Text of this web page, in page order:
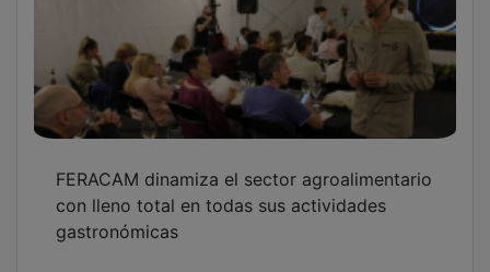
con lleno total en todas sus actividades
gastronómicas